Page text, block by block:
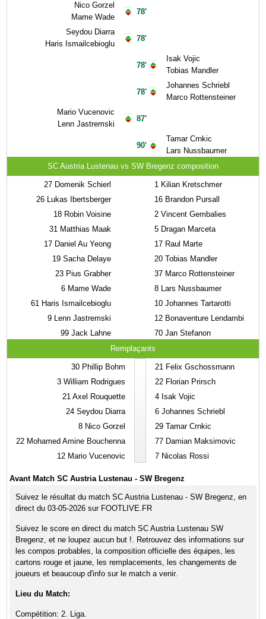
Nico Gorzel
Mame Wade
Seydou Diarra
Haris Ismailcebioglu
Mario Vucenovic
Lenn Jastremski
78'
78'
78'
78'
87'
90'
Isak Vojic
Tobias Mandler
Johannes Schriebl
Marco Rottensteiner
Tamar Crnkic
Lars Nussbaumer
SC Austria Lustenau vs SW Bregenz composition
27 Domenik Schierl
26 Lukas Ibertsberger
18 Robin Voisine
31 Matthias Maak
17 Daniel Au Yeong
19 Sacha Delaye
23 Pius Grabher
6 Mame Wade
61 Haris Ismailcebioglu
9 Lenn Jastremski
99 Jack Lahne
1 Kilian Kretschmer
16 Brandon Pursall
2 Vincent Gembalies
5 Dragan Marceta
17 Raul Marte
20 Tobias Mandler
37 Marco Rottensteiner
8 Lars Nussbaumer
10 Johannes Tartarotti
12 Bonaventure Lendambi
70 Jan Stefanon
Remplaçants
30 Phillip Bohm
3 William Rodrigues
21 Axel Rouquette
24 Seydou Diarra
8 Nico Gorzel
22 Mohamed Amine Bouchenna
12 Mario Vucenovic
21 Felix Gschossmann
22 Florian Prirsch
4 Isak Vojic
6 Johannes Schriebl
29 Tamar Crnkic
77 Damian Maksimovic
7 Nicolas Rossi
Avant Match SC Austria Lustenau - SW Bregenz
Suivez le résultat du match SC Austria Lustenau - SW Bregenz, en
direct du 03-05-2026 sur FOOTLIVE.FR
Suivez le score en direct du match SC Austria Lustenau SW
Bregenz, et ne loupez aucun but !. Retrouvez des informations sur
les compos probables, la composition officielle des équipes, les
cartons rouge et jaune, les remplacements, les changements de
joueurs et beaucoup d'info sur le match a venir.
Lieu du Match:
Compétition: 2. Liga.